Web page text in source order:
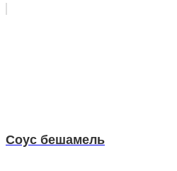
Соус бешамель